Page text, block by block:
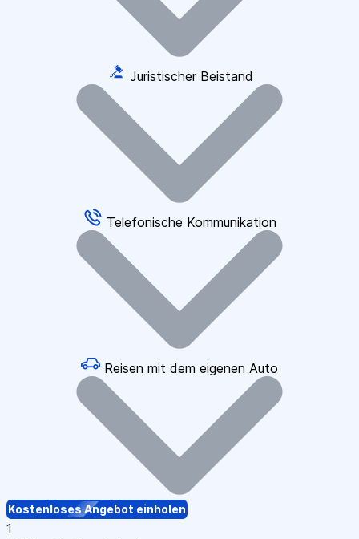
Juristischer Beistand
Telefonische Kommunikation
Reisen mit dem eigenen Auto
Kostenloses Angebot einholen
1